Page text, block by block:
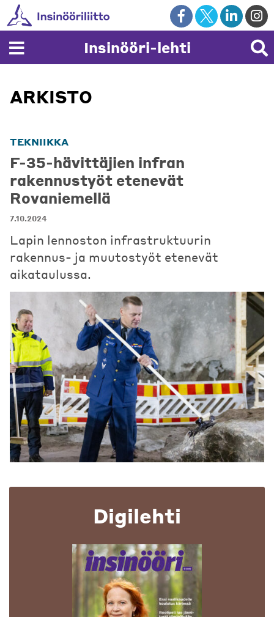
Skip
to
content
Insinööri-lehti
ARKISTO
TEKNIIKKA
F-35-hävittäjien infran
rakennustyöt etenevät
Rovaniemellä
7.10.2024
Lapin lennoston infrastruktuurin
rakennus- ja muutostyöt etenevät
aikataulussa.
Digilehti